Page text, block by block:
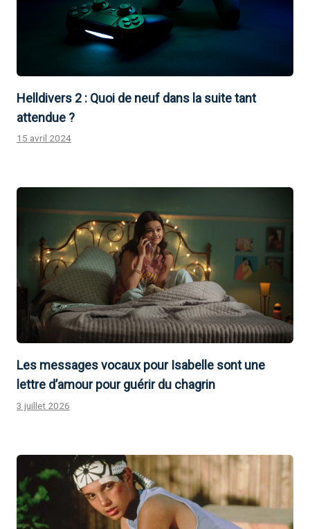
Helldivers 2 : Quoi de neuf dans la suite tant
attendue ?
15 avril 2024
Les messages vocaux pour Isabelle sont une
lettre d’amour pour guérir du chagrin
3 juillet 2026